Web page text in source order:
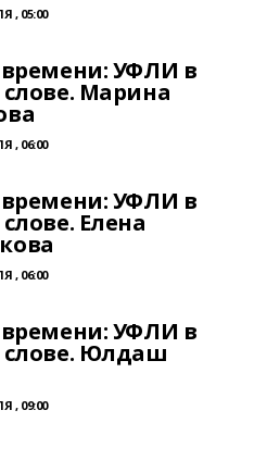
, 05:00
времени: УФЛИ в
Марина
, 06:00
времени: УФЛИ в
Елена
, 06:00
времени: УФЛИ в
слове. Юлдаш
, 09:00